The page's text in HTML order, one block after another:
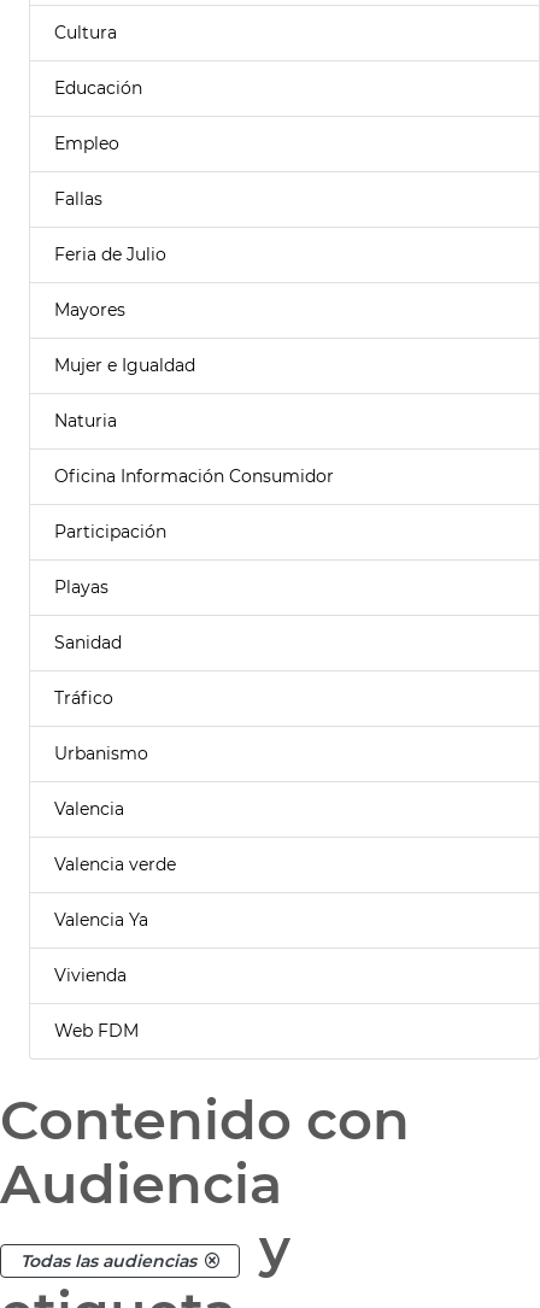
Cultura
Educación
Empleo
Fallas
Feria de Julio
Mayores
Mujer e Igualdad
Naturia
Oficina Información Consumidor
Participación
Playas
Sanidad
Tráfico
Urbanismo
Valencia
Valencia verde
Valencia Ya
Vivienda
Web FDM
Contenido con
Audiencia
Todas las audiencias
y